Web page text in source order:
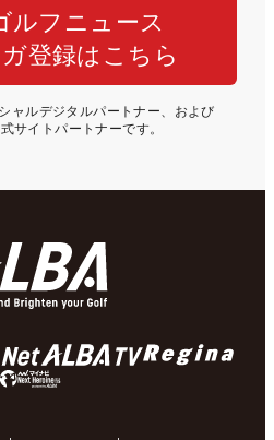
ルフニュース
登録はこちら
ャルデジタルパートナー、および
サイトパートナーです。